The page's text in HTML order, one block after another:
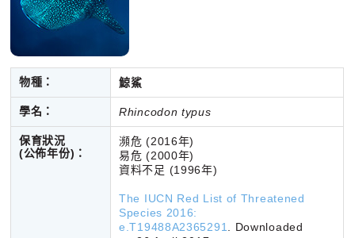
物種： 鯨鯊
學名： Rhincodon typus
保育狀況
(公佈年份)：
瀕危 (2016年)
易危 (2000年)
資料不足 (1996年)
The IUCN Red List of Threatened
Species 2016:
e.T19488A2365291
Downloaded